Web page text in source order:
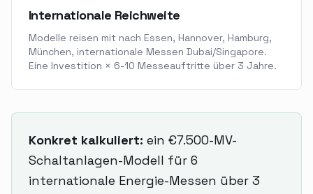
Internationale Reichweite
Modelle reisen mit nach Essen, Hannover, Hamburg,
München, internationale Messen Dubai/Singapore.
Eine Investition × 6-10 Messeauftritte über 3 Jahre.
Konkret kalkuliert: ein €7.500-MV-
Schaltanlagen-Modell für 6
internationale Energie-Messen über 3